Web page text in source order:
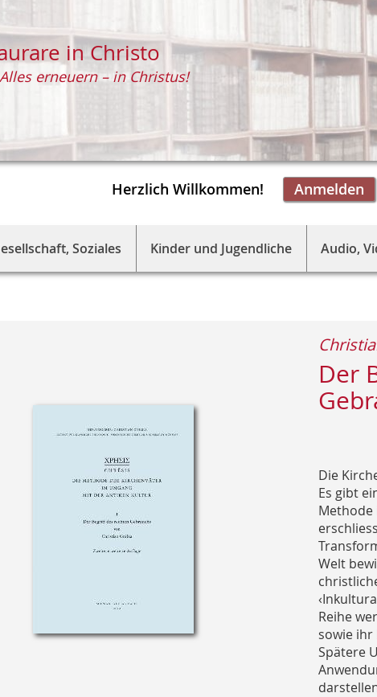
Herzlich Willkommen! Anmelden
in Christo
Alles erneuern – in Christus!
Soziales Kinder und Jugendliche Audio,
Der
Die
Es gibt
Methode
Welt
Reihe
sowie
Spätere